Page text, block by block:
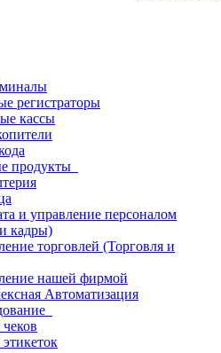
регистраторы
кассы
продукты
и управление персоналом
кадры)
торговлей (Торговля и
нашей фирмой
Автоматизация